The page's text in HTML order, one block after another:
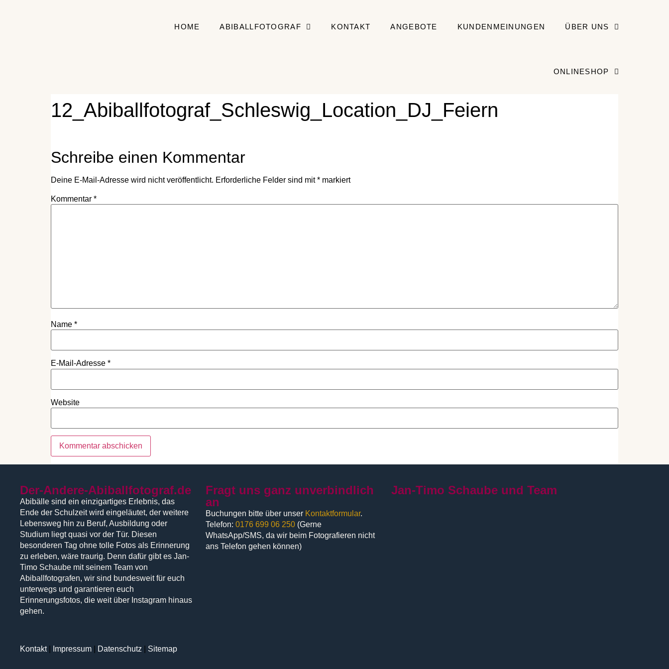
HOME ABIBALLFOTOGRAF KONTAKT ANGEBOTE KUNDENMEINUNGEN ÜBER UNS
ONLINESHOP
12_Abiballfotograf_Schleswig_Location_DJ_Feiern
Schreibe einen Kommentar
Deine E-Mail-Adresse wird nicht veröffentlicht. Erforderliche Felder sind mit* markiert
Kommentar *
Name *
E-Mail-Adresse *
Website
Der-Andere-Abiballfotograf.de
Abibälle sind ein einzigartiges Erlebnis, das
Ende der Schulzeit wird eingeläutet, der weitere
Lebensweg hin zu Beruf, Ausbildung oder
Studium liegt quasi vor der Tür. Diesen
besonderen Tag ohne tolle Fotos als Erinnerung
zu erleben, wäre traurig. Denn dafür gibt es Jan-
Timo Schaube mit seinem Team von
Abiballfotografen, wir sind bundesweit für euch
unterwegs und garantieren euch
Erinnerungsfotos, die weit über Instagram hinaus
gehen.
Fragt uns ganz unverbindlich
an
Buchungen bitte über unser Kontaktformular.
Telefon: 0176 699 06 250(Gerne
WhatsApp/SMS, da wir beim Fotografieren nicht
ans Telefon gehen können)
Jan-Timo Schaube und Team
Kontakt| Impressum Datenschutz Sitemap